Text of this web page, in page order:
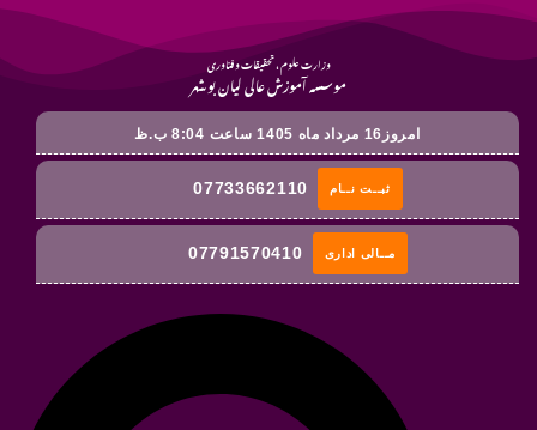
وزارت علوم ، تحقیقات و فناوری
موسسه آموزش عالی لیان بوشهر
امروز16 مرداد ماه 1405 ساعت 8:04 ب.ظ
07733662110 ثبــت نــام
07791570410 مــالی اداری